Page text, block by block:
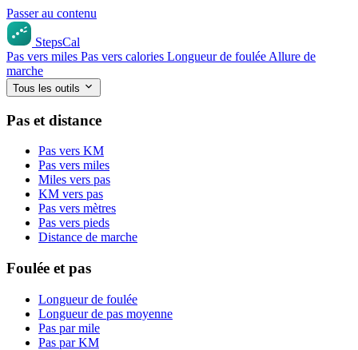
Passer au contenu
StepsCal
Pas vers miles Pas vers calories Longueur de foulée Allure de
marche
Tous les outils
Pas et distance
Pas vers KM
Pas vers miles
Miles vers pas
KM vers pas
Pas vers mètres
Pas vers pieds
Distance de marche
Foulée et pas
Longueur de foulée
Longueur de pas moyenne
Pas par mile
Pas par KM